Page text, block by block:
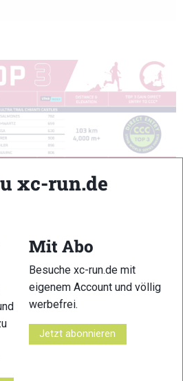
xc-run.de
Mit Abo
Besuche xc-run.de mit
eigenem Account und völlig
werbefrei.
Jetzt abonnieren